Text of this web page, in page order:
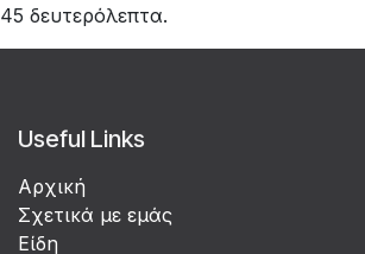
45 δευτερόλεπτα.
Useful Links
Αρχική
Σχετικά με εμάς
Είδη